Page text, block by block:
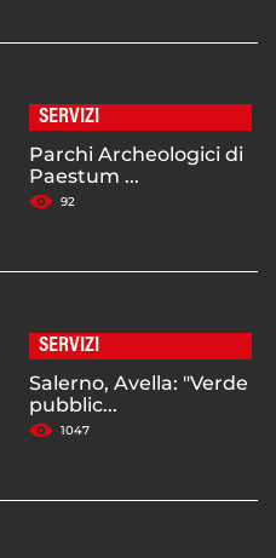
SERVIZI
Parchi Archeologici di
Paestum ...
92
SERVIZI
Salerno, Avella: "Verde
pubblic...
1047